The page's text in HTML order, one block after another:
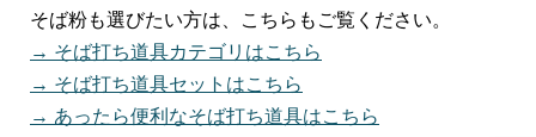
そば粉も選びたい方は、こちらもご覧ください。
→ そば打ち道具カテゴリはこちら
→ そば打ち道具セットはこちら
→ あったら便利なそば打ち道具はこちら